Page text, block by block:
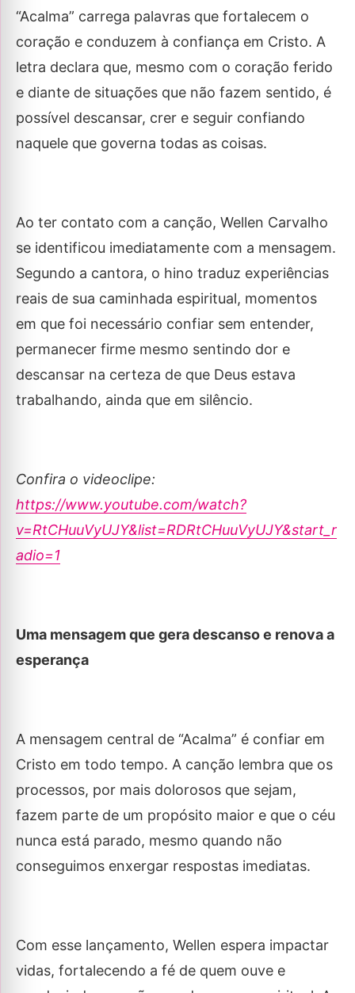
“Acalma” carrega palavras que fortalecem o
coração e conduzem à confiança em Cristo. A
letra declara que, mesmo com o coração ferido
e diante de situações que não fazem sentido, é
possível descansar, crer e seguir confiando
naquele que governa todas as coisas.
Ao ter contato com a canção, Wellen Carvalho
se identificou imediatamente com a mensagem.
Segundo a cantora, o hino traduz experiências
reais de sua caminhada espiritual, momentos
em que foi necessário confiar sem entender,
permanecer firme mesmo sentindo dor e
descansar na certeza de que Deus estava
trabalhando, ainda que em silêncio.
Confira o videoclipe:
https://www.youtube.com/watch?
v=RtCHuuVyUJY&list=RDRtCHuuVyUJY&start_r
adio=1
Uma mensagem que gera descanso e renova a
esperança
A mensagem central de “Acalma” é confiar em
Cristo em todo tempo. A canção lembra que os
processos, por mais dolorosos que sejam,
fazem parte de um propósito maior e que o céu
nunca está parado, mesmo quando não
conseguimos enxergar respostas imediatas.
Com esse lançamento, Wellen espera impactar
vidas, fortalecendo a fé de quem ouve e